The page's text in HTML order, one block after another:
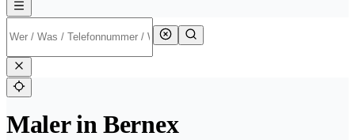
Maler in Bernex